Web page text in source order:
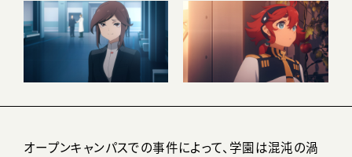
オープンキャンパスでの事件によって、学園は混沌の渦